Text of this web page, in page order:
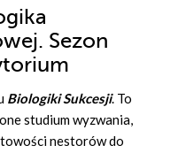
Sezon
Biologiki Sukcesji. To
studium wyzwania,
nestorów do